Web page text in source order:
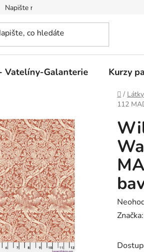
Napište nám
Vatelíny-Galanterie Kurzy
Domů
/
112
je
Značka: